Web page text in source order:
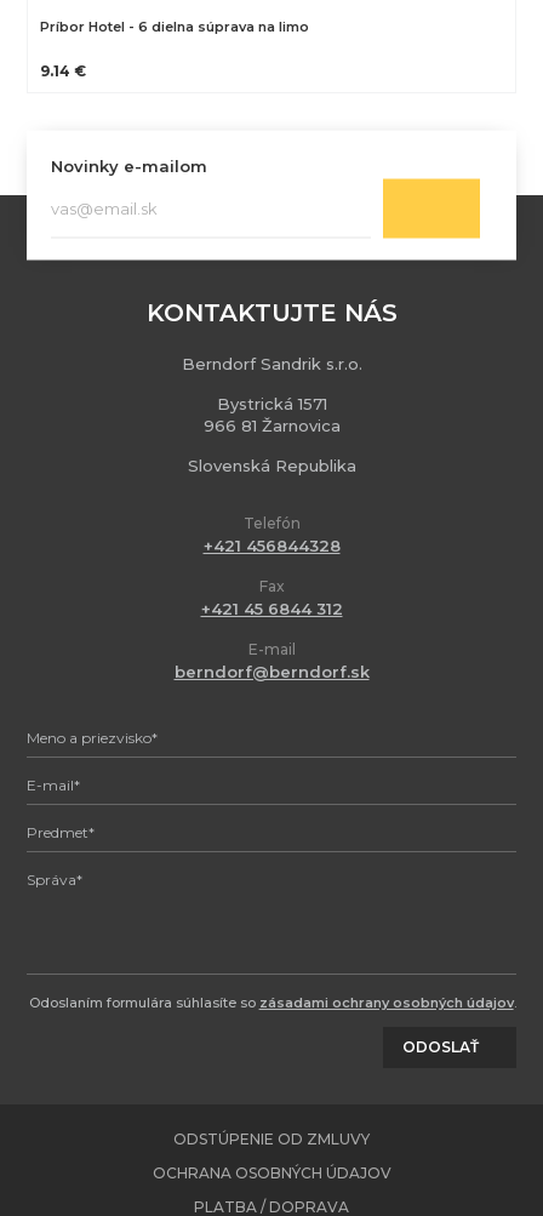
Príbor Hotel - 6 dielna súprava na limo
9.14 €
Novinky e-mailom
KONTAKTUJTE NÁS
Berndorf Sandrik s.r.o.
Bystrická 1571
966 81 Žarnovica
Slovenská Republika
Telefón
+421 456844328
Fax
+421 45 6844 312
E-mail
berndorf@berndorf.sk
Odoslaním formulára súhlasíte so zásadami ochrany osobných údajov.
ODOSLAŤ
ODSTÚPENIE OD ZMLUVY
OCHRANA OSOBNÝCH ÚDAJOV
PLATBA / DOPRAVA